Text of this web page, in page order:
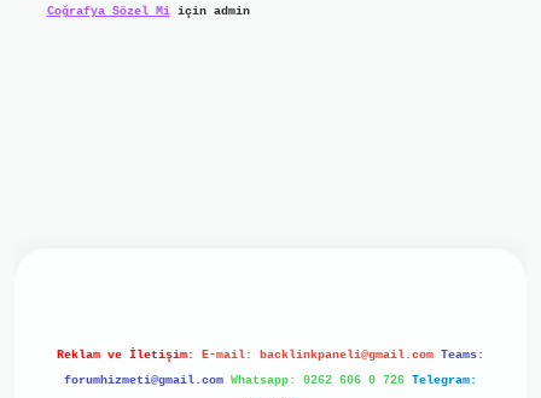
Coğrafya Sözel Miiçin admin
Reklam ve İletişim: E-mail: backlinkpaneli@gmail.com Teams:
forumhizmeti@gmail.com Whatsapp: 0262 606 0 726 Telegram: